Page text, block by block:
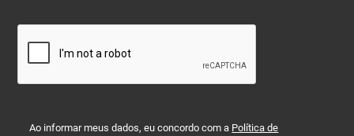
Ao informar meus dados, eu concordo com a Política de